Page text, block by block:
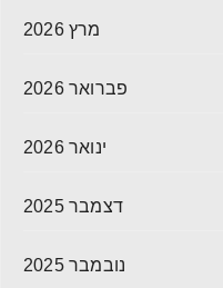
מרץ 2026
פברואר 2026
ינואר 2026
דצמבר 2025
נובמבר 2025